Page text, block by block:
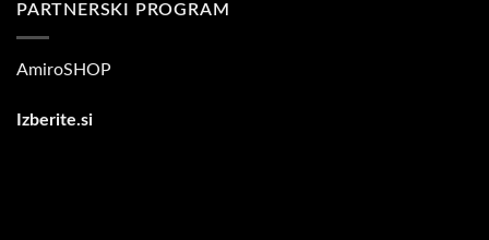
PARTNERSKI PROGRAM
AmiroSHOP
Izberite.si